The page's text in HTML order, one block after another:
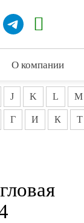
О компании
J K L M
Г И К Т